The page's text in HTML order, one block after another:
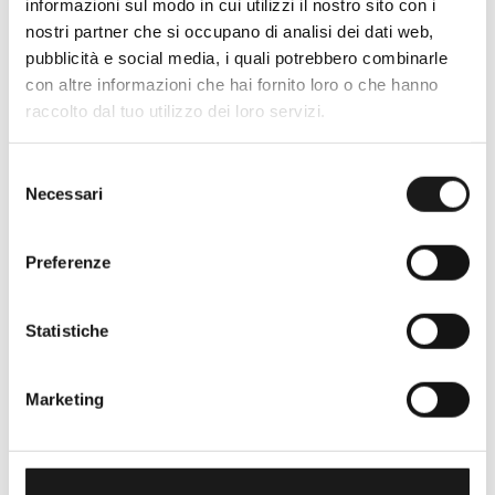
informazioni sul modo in cui utilizzi il nostro sito con i
nostri partner che si occupano di analisi dei dati web,
pubblicità e social media, i quali potrebbero combinarle
con altre informazioni che hai fornito loro o che hanno
raccolto dal tuo utilizzo dei loro servizi.
delNecessari
Preferenze
Statistiche
Marketing
Nato nel 1990 con il nome di Rifugio
Roma, RRTrek è il punto di riferimento
per amanti dell’outdoor a Roma e nel
Lazio. Da sempre soddisfiamo i nostri
gratificante.